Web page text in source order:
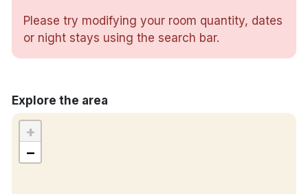
Vattenkokare
Minibar
Kylskåp
Room service
Strand
Restaurang
Bar
Please try modifying your room quantity, dates
or night stays using the search bar.
Explore the area
+
−